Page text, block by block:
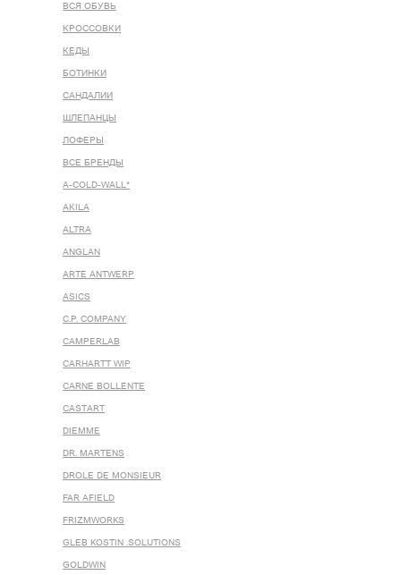
ВСЯ ОБУВЬ
КРОССОВКИ
КЕДЫ
БОТИНКИ
САНДАЛИИ
ШЛЕПАНЦЫ
ЛОФЕРЫ
ВСЕ БРЕНДЫ
A-COLD-WALL*
AKILA
ALTRA
ANGLAN
ARTE ANTWERP
ASICS
C.P. COMPANY
CAMPERLAB
CARHARTT WIP
CARNE BOLLENTE
CASTART
DIEMME
DR. MARTENS
DROLE DE MONSIEUR
FAR AFIELD
FRIZMWORKS
GLEB KOSTIN .SOLUTIONS
GOLDWIN